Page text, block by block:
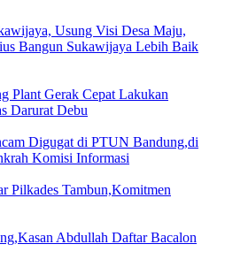
Usung Visi Desa Maju,
Bangun Sukawijaya Lebih Baik
Plant Gerak Cepat Lakukan
Darurat Debu
Digugat di PTUN Bandung,di
Komisi Informasi
Pilkades Tambun,Komitmen
Abdullah Daftar Bacalon